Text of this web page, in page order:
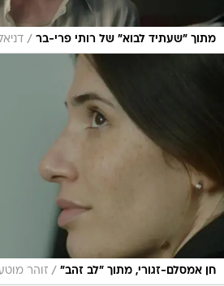
מתוך "שעתיד לבוא" של רותי פרי-בר /
חן אמסלם-זגורי, מתוך "לב זהב" / זוהר